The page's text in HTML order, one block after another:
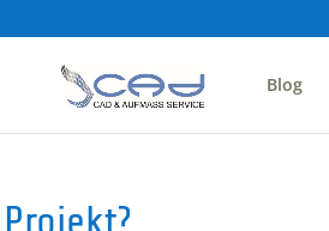
Blog